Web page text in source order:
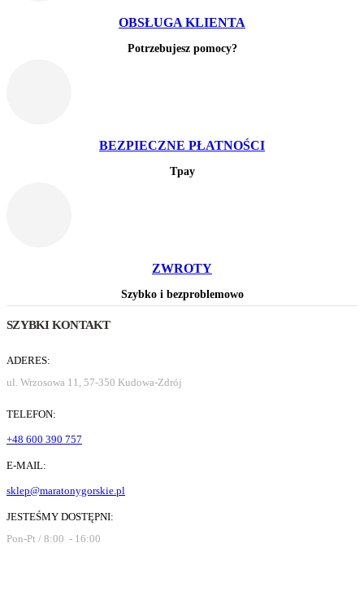
OBSŁUGA KLIENTA
Potrzebujesz pomocy?
BEZPIECZNE PŁATNOŚCI
Tpay
ZWROTY
Szybko i bezproblemowo
SZYBKI KONTAKT
ADERES:
ul. Wrzosowa 11, 57-350 Kudowa-Zdrój
TELEFON:
+48 600 390 757
E-MAIL:
sklep@maratonygorskie.pl
JESTEŚMY DOSTĘPNI:
Pon-Pt / 8:00 - 16:00